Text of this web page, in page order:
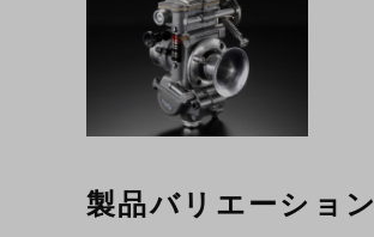
製品バリエーション